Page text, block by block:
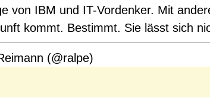
von IBM und IT-Vordenker. Mit
kommt. Bestimmt. Sie lässt sich
(@ralpe)